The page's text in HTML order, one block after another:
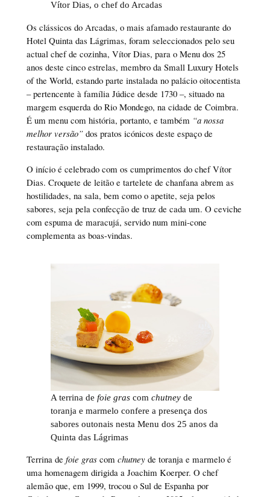
Vítor Dias, o chef do Arcadas
Os clássicos do Arcadas, o mais afamado restaurante do
Hotel Quinta das Lágrimas, foram seleccionados pelo seu
actual chef de cozinha, Vítor Dias, para o Menu dos 25
anos deste cinco estrelas, membro da Small Luxury Hotels
of the World, estando parte instalada no palácio oitocentista
– pertencente à família Júdice desde 1730 –, situado na
margem esquerda do Rio Mondego, na cidade de Coimbra.
É um menu com história, portanto, e também “a nossa
melhor versão”dos pratos icónicos deste espaço de
restauração instalado.
O início é celebrado com os cumprimentos do chef Vítor
Dias. Croquete de leitão e tartelete de chanfana abrem as
hostilidades, na sala, bem como o apetite, seja pelos
sabores, seja pela confecção de truz de cada um. O ceviche
com espuma de maracujá, servido num mini-cone
complementa as boas-vindas.
A terrina de foie grascom chutneyde
toranja e marmelo confere a presença dos
sabores outonais nesta Menu dos 25 anos da
Quinta das Lágrimas
Terrina de foie grascom chutneyde toranja e marmelo é
uma homenagem dirigida a Joachim Koerper. O chef
alemão que, em 1999, trocou o Sul de Espanha por